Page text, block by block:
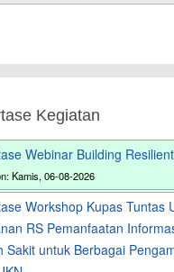
Kegiatan
Webinar Building
Kamis, 06-08-2026
Workshop Kupas Tuntas
RS Pemanfaatan
Sakit untuk Berbagai